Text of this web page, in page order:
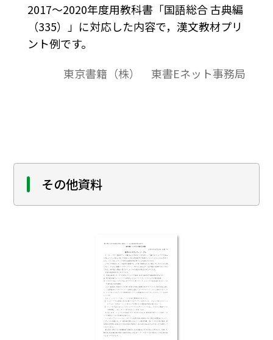
2017～2020年度用教科書「国語総合 古典編
（335）」に対応した内容で，漢文教材プリ
ント例です。
東京書籍（株） 東書Eネット事務局
その他資料